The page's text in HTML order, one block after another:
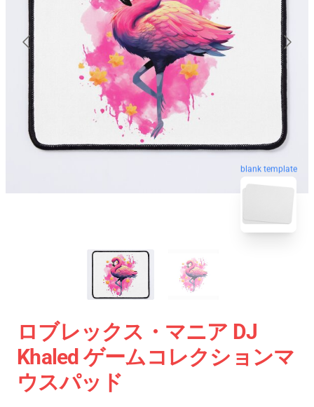
blank template
ロブレックス・マニア DJ
Khaled ゲームコレクションマ
ウスパッド